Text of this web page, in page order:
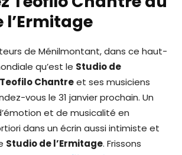
l’Ermitage
de Ménilmontant, dans ce haut-
qu’est le Studio de
Teofilo Chantreet ses musiciens
vous le 31 janvier prochain. Un
et de musicalité en
dans un écrin aussi intimiste et
Studio de l’Ermitage. Frissons